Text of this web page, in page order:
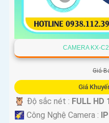
CAMERA KX-
Giá
Giá
🦉 Độ sắc nét : FULL HD
🌠 Công Nghệ Camera :